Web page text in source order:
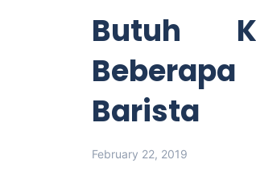
Butuh
Barista
February 22, 2019